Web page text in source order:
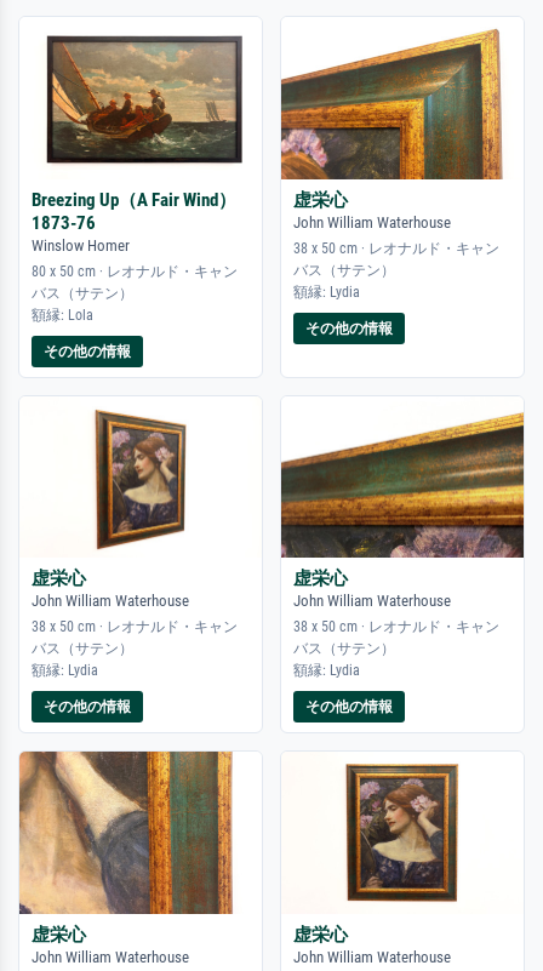
Breezing Up（A Fair Wind）
1873-76
Winslow Homer
80 x 50 cm · レオナルド・キャン
バス（サテン）
額縁: Lola
その他の情報
虚栄心
John William Waterhouse
38 x 50 cm · レオナルド・キャン
バス（サテン）
額縁: Lydia
その他の情報
虚栄心
John William Waterhouse
38 x 50 cm · レオナルド・キャン
バス（サテン）
額縁: Lydia
その他の情報
虚栄心
John William Waterhouse
38 x 50 cm · レオナルド・キャン
バス（サテン）
額縁: Lydia
その他の情報
虚栄心
John William Waterhouse
虚栄心
John William Waterhouse